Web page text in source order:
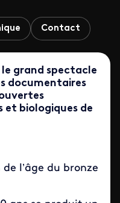
Contact
grand spectacle
documentaires
et biologiques de
l’âge du bronze